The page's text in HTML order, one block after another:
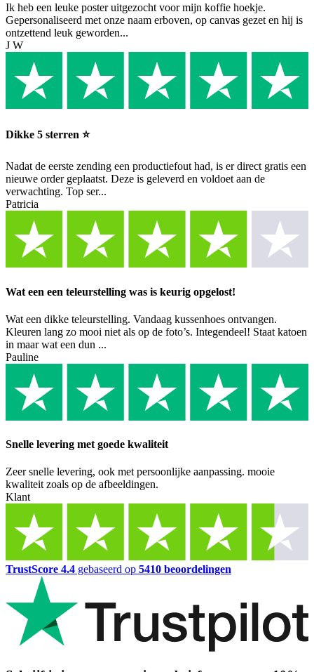
Ik heb een leuke poster uitgezocht voor mijn koffie hoekje.
Gepersonaliseerd met onze naam erboven, op canvas gezet en hij is
ontzettend leuk geworden...
J W
Dikke 5 sterren ⭐️
Nadat de eerste zending een productiefout had, is er direct gratis een
nieuwe order geplaatst. Deze is geleverd en voldoet aan de
verwachting. Top ser...
Patricia
Wat een een teleurstelling was is keurig opgelost!
Wat een dikke teleurstelling. Vandaag kussenhoes ontvangen.
Kleuren lang zo mooi niet als op de foto’s. Integendeel! Staat katoen
in maar wat een dun ...
Pauline
Snelle levering met goede kwaliteit
Zeer snelle levering, ook met persoonlijke aanpassing. mooie
kwaliteit zoals op de afbeeldingen.
Klant
TrustScore 4.4 gebaseerd op 5410 beoordelingen